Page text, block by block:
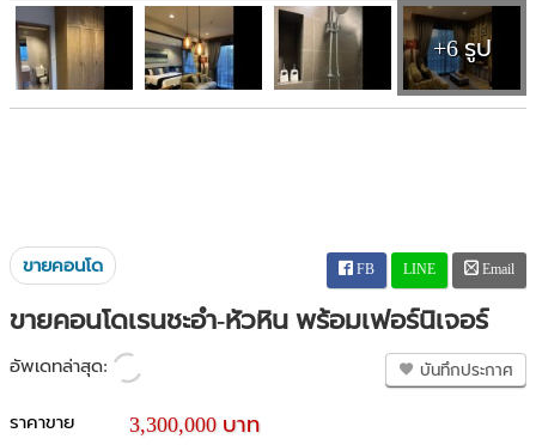
+6 รูป
ขายคอนโด FB LINE Email
ขายคอนโดเรนชะอำ-หัวหิน พร้อมเฟอร์นิเจอร์
อัพเดทล่าสุด: บันทึกประกาศ
ราคาขาย 3,300,000 บาท